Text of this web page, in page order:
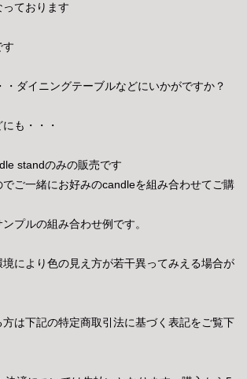
ております
す
ダイニングテーブルなどにいかがですか？
も・・・
standのみの販売です
ご一緒にお好みのcandleを組み合わせてご購
プルの組み合わせ例です。
により色の見え方が若干異ってみえる場合が
は下記の特定商取引法に基づく表記をご覧下